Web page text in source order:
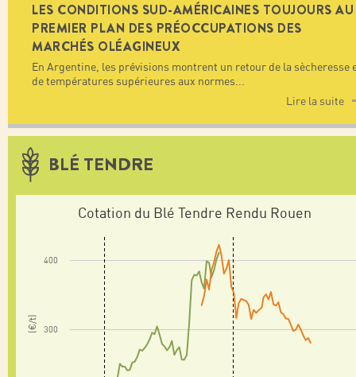
LES CONDITIONS SUD-AMÉRICAINES TOUJOURS AU
PREMIER PLAN DES PRÉOCCUPATIONS DES
MARCHÉS OLÉAGINEUX
En Argentine, les prévisions montrent un retour de la sècheresse
de températures supérieures aux normes...
Lire la suite
BLÉ TENDRE
(€/t)
Cotation du Blé Tendre Rendu Rouen
300
400